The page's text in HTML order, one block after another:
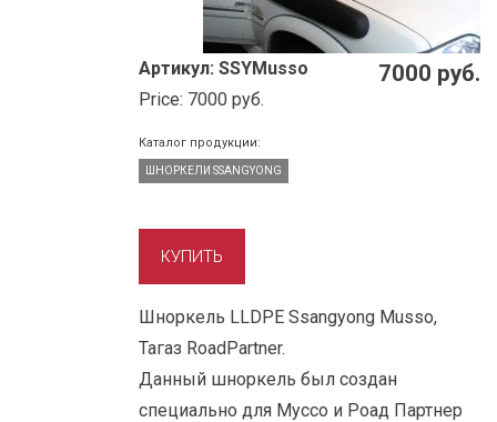
7000 руб.
Артикул: SSYMusso
Price: 7000 руб.
Каталог продукции:
ШНОРКЕЛИ SSANGYONG
Шноркель LLDPE Ssangyong Musso,
Тагаз RoadPartner.
Данный шноркель был создан
специально для Муссо и Роад Партнер